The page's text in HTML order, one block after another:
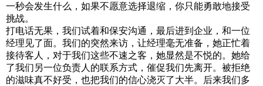
一秒会发生什么，如果不愿意选择退缩，你只能勇敢地接受
挑战。
打电话无果，我们试着和保安沟通，最后进到企业，和一位
经理见了面。我们的突然来访，让经理毫无准备，她正忙着
接待客人，对于我们这些不速之客，她显然是不悦的。她给
了我们另一位负责人的联系方式，催促我们先离开。被拒绝
的滋味真不好受，也把我们的信心浇灭了大半。后来我们多